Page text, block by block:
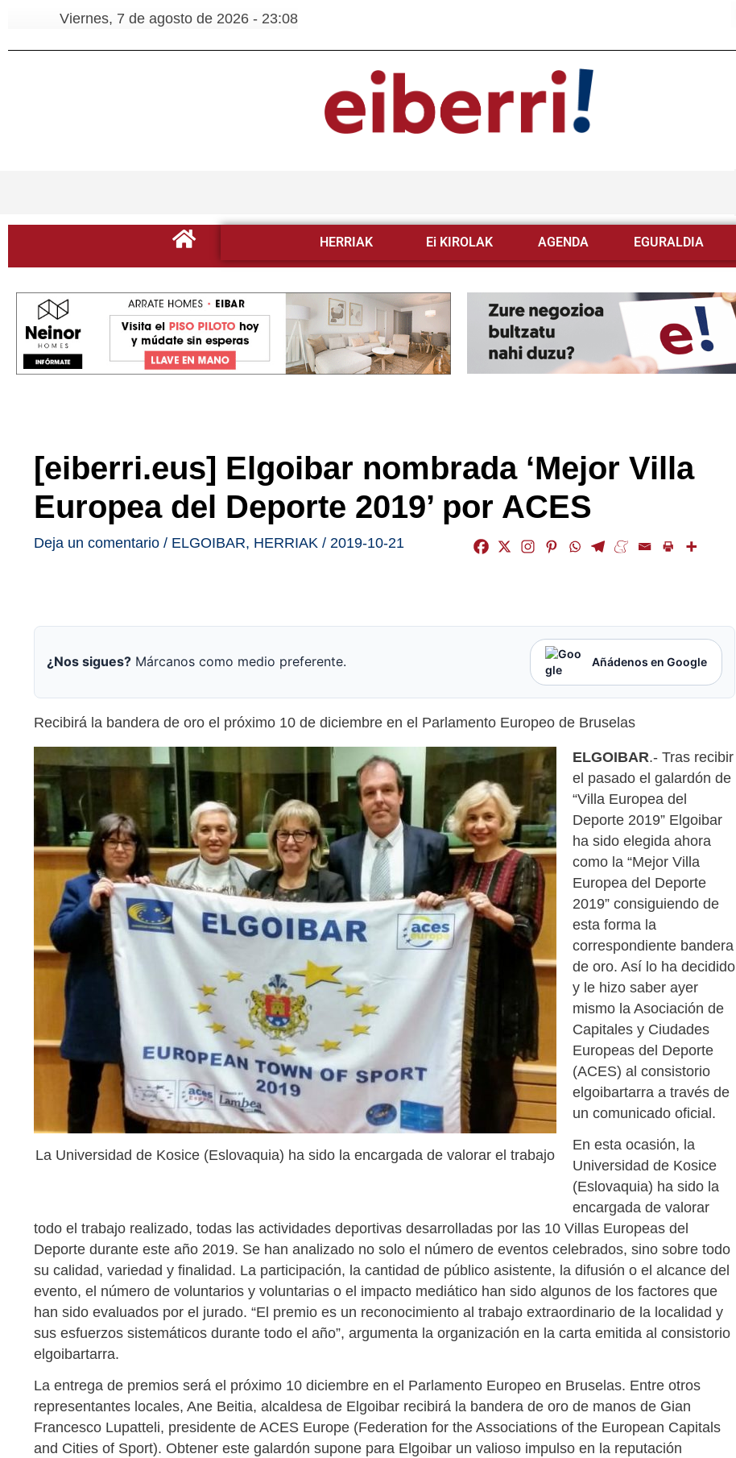
Viernes, 7 de agosto de 2026 - 23:08
HERRIAK Ei KIROLAK AGENDA EGURALDIA
[eiberri.eus] Elgoibar nombrada ‘Mejor Villa
Europea del Deporte 2019’ por ACES
Deja un comentario / ELGOIBAR, HERRIAK / 2019-10-21
¿Nos sigues? Márcanos como medio preferente. Añádenos en Google
Recibirá la bandera de oro el próximo 10 de diciembre en el Parlamento Europeo de Bruselas
La Universidad de Kosice (Eslovaquia) ha sido la encargada de valorar el trabajo
ELGOIBAR.- Tras recibir
el pasado el galardón de
“Villa Europea del
Deporte 2019” Elgoibar
ha sido elegida ahora
como la “Mejor Villa
Europea del Deporte
2019” consiguiendo de
esta forma la
correspondiente bandera
de oro. Así lo ha decidido
y le hizo saber ayer
mismo la Asociación de
Capitales y Ciudades
Europeas del Deporte
(ACES) al consistorio
elgoibartarra a través de
un comunicado oficial.
En esta ocasión, la
Universidad de Kosice
(Eslovaquia) ha sido la
encargada de valorar
todo el trabajo realizado, todas las actividades deportivas desarrolladas por las 10 Villas Europeas del
Deporte durante este año 2019. Se han analizado no solo el número de eventos celebrados, sino sobre todo
su calidad, variedad y finalidad. La participación, la cantidad de público asistente, la difusión o el alcance del
evento, el número de voluntarios y voluntarias o el impacto mediático han sido algunos de los factores que
han sido evaluados por el jurado. “El premio es un reconocimiento al trabajo extraordinario de la localidad y
sus esfuerzos sistemáticos durante todo el año”, argumenta la organización en la carta emitida al consistorio
elgoibartarra.
La entrega de premios será el próximo 10 diciembre en el Parlamento Europeo en Bruselas. Entre otros
representantes locales, Ane Beitia, alcaldesa de Elgoibar recibirá la bandera de oro de manos de Gian
Francesco Lupatteli, presidente de ACES Europe (Federation for the Associations of the European Capitals
and Cities of Sport). Obtener este galardón supone para Elgoibar un valioso impulso en la reputación